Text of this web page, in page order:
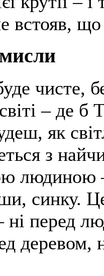
що
чисте,
– де б
як
з
людиною
синку.
ні перед
деревом,